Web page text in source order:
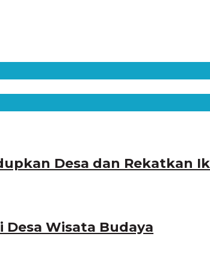
Desa dan Rekatkan
Wisata Budaya